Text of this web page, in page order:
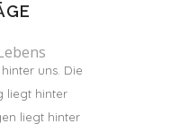
uns. Die
liegt hinter
liegt hinter